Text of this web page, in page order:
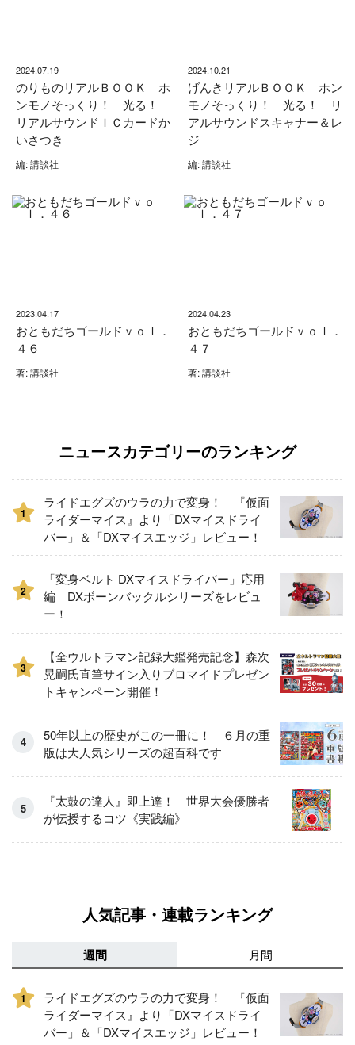
2024.07.19
のりものリアルＢＯＯＫ ホ
ンモノそっくり！ 光る！
リアルサウンドＩＣカードか
いさつき
編: 講談社
2024.10.21
げんきリアルＢＯＯＫ ホン
モノそっくり！ 光る！ リ
アルサウンドスキャナー＆レ
ジ
編: 講談社
2023.04.17
おともだちゴールドｖｏｌ．
４６
著: 講談社
2024.04.23
おともだちゴールドｖｏｌ．
４７
著: 講談社
ニュースカテゴリーのランキング
1
ライドエグズのウラの力で変身！ 『仮面
ライダーマイス』より「DXマイスドライ
バー」＆「DXマイスエッジ」レビュー！
2
「変身ベルト DXマイスドライバー」応用
編 DXボーンバックルシリーズをレビュ
ー！
3
【全ウルトラマン記録大鑑発売記念】森次
晃嗣氏直筆サイン入りブロマイドプレゼン
トキャンペーン開催！
50年以上の歴史がこの一冊に！ ６月の重
版は大人気シリーズの超百科です
『太鼓の達人』即上達！ 世界大会優勝者
が伝授するコツ《実践編》
人気記事・連載ランキング
週間 月間
1
ライドエグズのウラの力で変身！ 『仮面
ライダーマイス』より「DXマイスドライ
バー」＆「DXマイスエッジ」レビュー！